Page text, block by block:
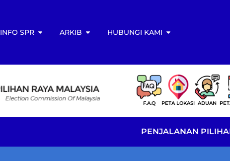
INFO SPR ARKIB HUBUNGI KAMI
F.A.Q PETA LOKASI ADUAN
PENJALANAN